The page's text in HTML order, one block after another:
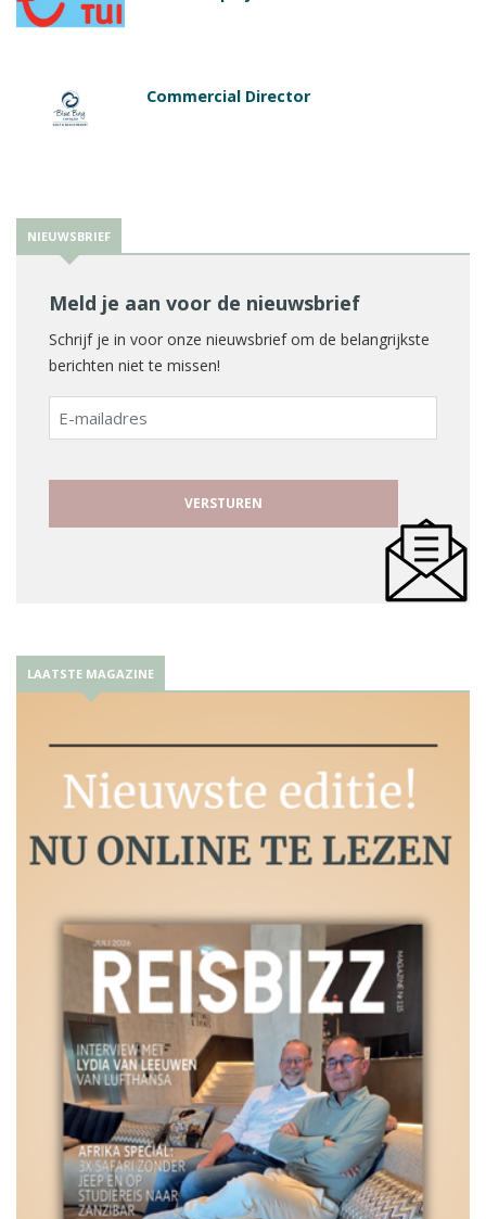
Commercial Director
NIEUWSBRIEF
Meld je aan voor de nieuwsbrief
Schrijf je in voor onze nieuwsbrief om de belangrijkste
berichten niet te missen!
E-
mailadres
LAATSTE MAGAZINE